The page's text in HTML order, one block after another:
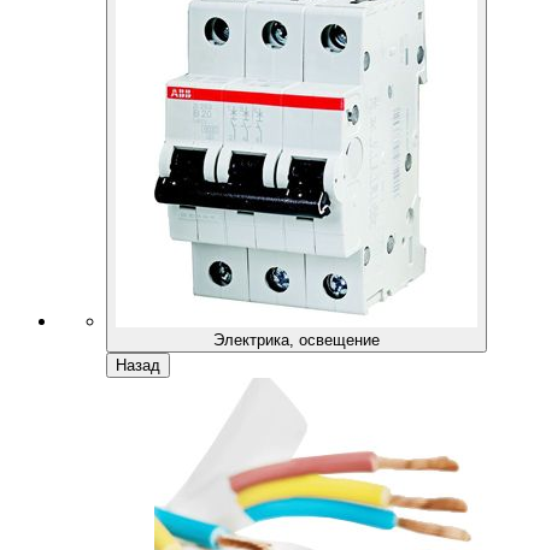
Электрика, освещение
Назад